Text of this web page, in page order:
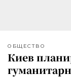
ОБЩЕСТВО
Киев